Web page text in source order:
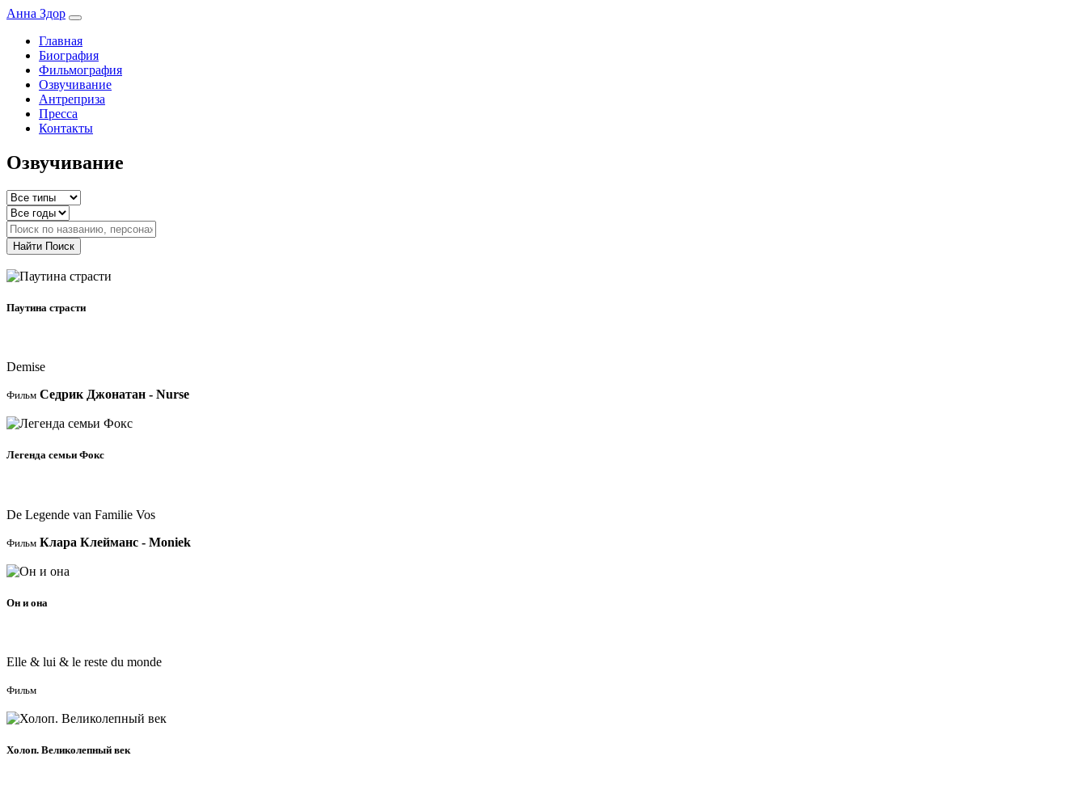
Анна Здор
Главная
Биография
Фильмография
Озвучивание
Антреприза
Пресса
Контакты
Озвучивание
Найти Поиск
Паутина страсти
Demise
Фильм Седрик Джонатан - Nurse
Легенда семьи Фокс
De Legende van Familie Vos
Фильм Клара Клейманс - Moniek
Он и она
Elle & lui & le reste du monde
Фильм
Холоп. Великолепный век